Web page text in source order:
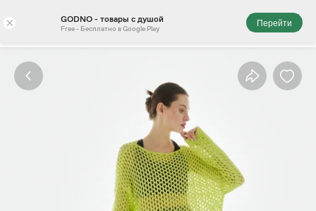
× GODNO - товары с душой
Free - Бесплатно в Google Play
Перейти